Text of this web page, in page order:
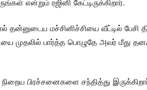
என்றும் ரஜினி கேட்டிருக்கிறார்.
தன்னுடைய மச்சினிச்சியை வீட்டில் பேசி
முதலில் பார்த்த பொழுதே அவர் மீது
நிறைய பிரச்சனைகளை சந்தித்து